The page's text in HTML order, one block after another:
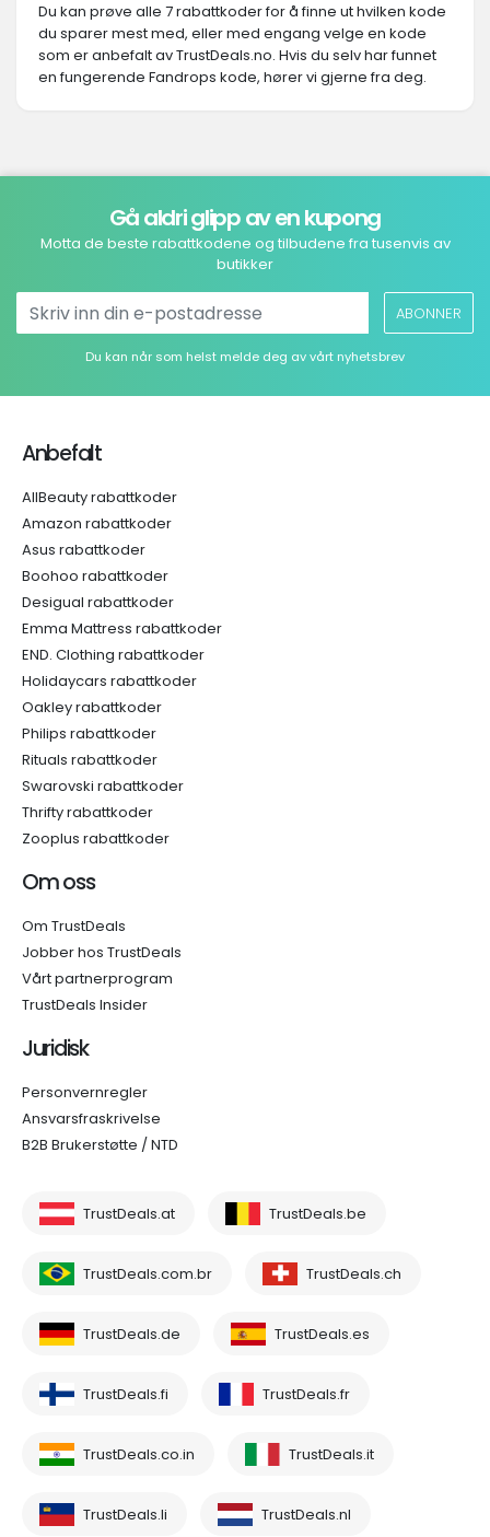
Du kan prøve alle 7 rabattkoder for å finne ut hvilken kode
du sparer mest med, eller med engang velge en kode
som er anbefalt av TrustDeals.no. Hvis du selv har funnet
en fungerende Fandrops kode, hører vi gjerne fra deg.
Gå aldri glipp av en kupong
Motta de beste rabattkodene og tilbudene fra tusenvis av
butikker
ABONNER
Du kan når som helst melde deg av vårt nyhetsbrev
Anbefalt
AllBeauty rabattkoder
Amazon rabattkoder
Asus rabattkoder
Boohoo rabattkoder
Desigual rabattkoder
Emma Mattress rabattkoder
END. Clothing rabattkoder
Holidaycars rabattkoder
Oakley rabattkoder
Philips rabattkoder
Rituals rabattkoder
Swarovski rabattkoder
Thrifty rabattkoder
Zooplus rabattkoder
Om oss
Om TrustDeals
Jobber hos TrustDeals
Vårt partnerprogram
TrustDeals Insider
Juridisk
Personvernregler
Ansvarsfraskrivelse
B2B Brukerstøtte / NTD
TrustDeals.at TrustDeals.be
TrustDeals.com.br TrustDeals.ch
TrustDeals.de TrustDeals.es
TrustDeals.fi TrustDeals.fr
TrustDeals.co.in TrustDeals.it
TrustDeals.li TrustDeals.nl